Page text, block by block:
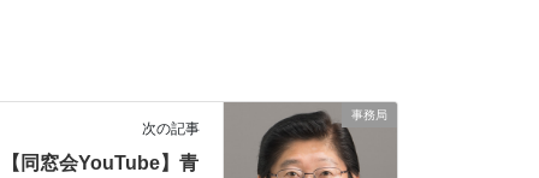
事務局
次の記事
【同窓会YouTube】青